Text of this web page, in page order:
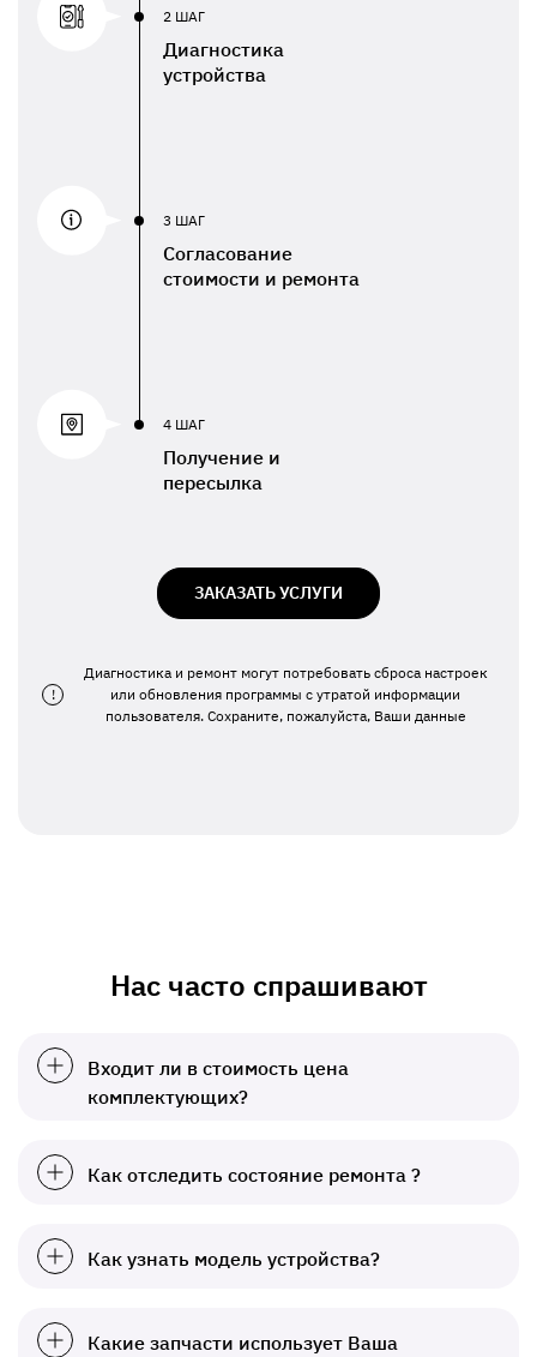
2 ШАГ
Диагностика
устройства
3 ШАГ
Согласование
стоимости и ремонта
4 ШАГ
Получение и
пересылка
ЗАКАЗАТЬ УСЛУГИ
!
Диагностика и ремонт могут потребовать сброса настроек
или обновления программы с утратой информации
пользователя. Сохраните, пожалуйста, Ваши данные
Нас часто спрашивают
Входит ли в стоимость цена
комплектующих?
Как отследить состояние ремонта ?
Как узнать модель устройства?
Какие запчасти использует Ваша